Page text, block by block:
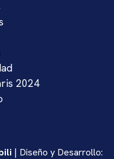
2024
| Diseño y Desarrollo: